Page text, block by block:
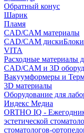
Обратный конус
Шарик
Пламя
CAD/CAM материалы
CAD/CAM диски
VITA
Расходные материалы
CAD/CAM и 3D
Вакуумформеры и
3D материалы
Оборудование для
Индекс Медиа
ORTHO IQ -
эстетической
стоматологов-